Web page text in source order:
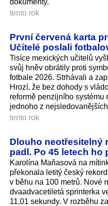
tento rok
První červená karta
Učitelé poslali
Tisíce mexických učitelů
svůj hněv obrátily proti
fotbale 2026. Strhávali a
Hrozí, že bez dohody s
reformě penzijního systému
jednoho z
tento rok
Dlouho neotřesitelný
padl. Po 45 letech ho
Karolína Maňasová na
překonala letitý český
v běhu na 100 metrů. Nové
dvaadvacetiletá sprinterka
11,01 sekundy. V rozběhu